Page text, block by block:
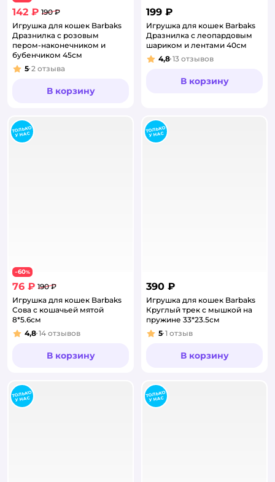
142 ₽ 190 ₽
Игрушка для кошек Barbaks
Дразнилка с розовым
пером-наконечником и
бубенчиком 45см
Рейтинг:
5 2 отзыва
В корзину
199 ₽
Игрушка для кошек Barbaks
Дразнилка с леопардовым
шариком и лентами 40см
Рейтинг:
4,8 13 отзывов
В корзину
−60%
76 ₽ 190 ₽
Игрушка для кошек Barbaks
Сова с кошачьей мятой
8*5.6см
Рейтинг:
4,8 14 отзывов
В корзину
390 ₽
Игрушка для кошек Barbaks
Круглый трек с мышкой на
пружине 33*23.5см
Рейтинг:
5 1 отзыв
В корзину